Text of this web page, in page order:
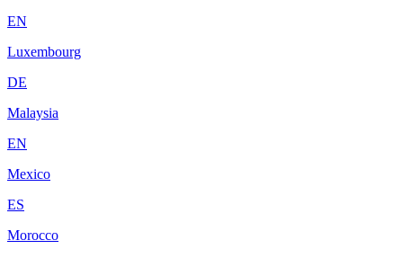
EN
Luxembourg
DE
Malaysia
EN
Mexico
ES
Morocco